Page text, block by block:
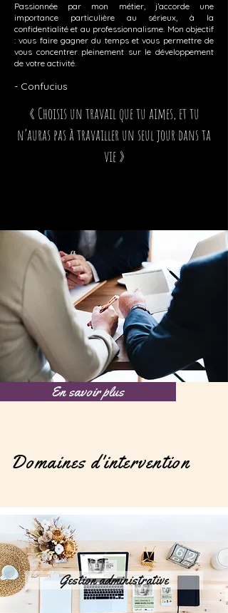
Passionnée par mon métier, j’accorde une
importance particulière au sérieux, à la
confidentialité et au professionnalisme. Mon objectif
: vous faire gagner du temps et vous permettre de
vous concentrer pleinement sur le développement
de votre activité.
- Confucius
« Choisis un travail que tu aimes, et tu
n’auras pas à travailler un seul jour dans ta
vie »
En savoir plus
Domaines d'intervention
Gestion administrative